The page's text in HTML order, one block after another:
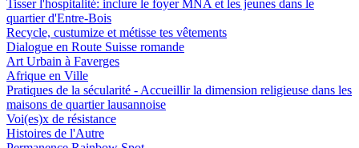
Tisser l'hospitalité: inclure le foyer MNA et les jeunes dans le
quartier d'Entre-Bois
Recycle, custumize et métisse tes vêtements
Dialogue en Route Suisse romande
Art Urbain à Faverges
Afrique en Ville
Pratiques de la sécularité - Accueillir la dimension religieuse dans les
maisons de quartier lausannoise
Voi(es)x de résistance
Histoires de l'Autre